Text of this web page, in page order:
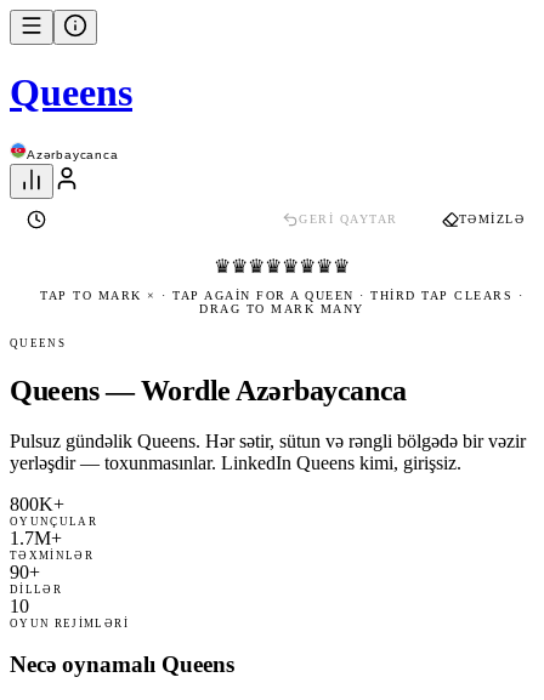
Queens
Azərbaycanca
GERI QAYTAR TƏMIZLƏ
♛♛♛♛♛♛♛♛
TAP TO MARK × · TAP AGAIN FOR A QUEEN · THIRD TAP CLEARS ·
DRAG TO MARK MANY
QUEENS
Queens — Wordle Azərbaycanca
Pulsuz gündəlik Queens. Hər sətir, sütun və rəngli bölgədə bir vəzir
yerləşdir — toxunmasınlar. LinkedIn Queens kimi, girişsiz.
800K+
OYUNÇULAR
1.7M+
TƏXMINLƏR
90+
DILLƏR
10
OYUN REJIMLƏRI
Necə oynamalı Queens